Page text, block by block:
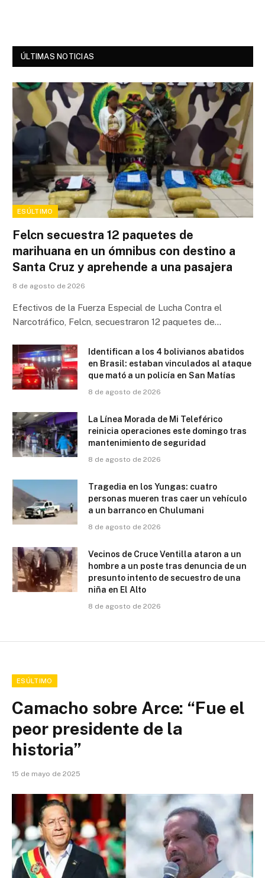
ÚLTIMAS NOTICIAS
ESÚLTIMO
Felcn secuestra 12 paquetes de
marihuana en un ómnibus con destino a
Santa Cruz y aprehende a una pasajera
8 de agosto de 2026
Efectivos de la Fuerza Especial de Lucha Contra el
Narcotráfico, Felcn, secuestraron 12 paquetes de…
Identifican a los 4 bolivianos abatidos
en Brasil: estaban vinculados al ataque
que mató a un policía en San Matías
8 de agosto de 2026
La Línea Morada de Mi Teleférico
reinicia operaciones este domingo tras
mantenimiento de seguridad
8 de agosto de 2026
Tragedia en los Yungas: cuatro
personas mueren tras caer un vehículo
a un barranco en Chulumani
8 de agosto de 2026
Vecinos de Cruce Ventilla ataron a un
hombre a un poste tras denuncia de un
presunto intento de secuestro de una
niña en El Alto
8 de agosto de 2026
ESÚLTIMO
Camacho sobre Arce: “Fue el
peor presidente de la
historia”
15 de mayo de 2025